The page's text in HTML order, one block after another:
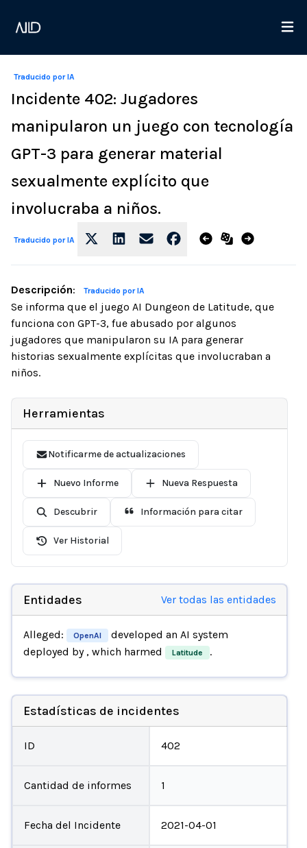
Traducido por IA
Incidente 402: Jugadores
manipularon un juego con tecnología
GPT-3 para generar material
sexualmente explícito que
involucraba a niños.
Traducido por IA
Descripción: Traducido por IA
Se informa que el juego AI Dungeon de Latitude, que
funciona con GPT-3, fue abusado por algunos
jugadores que manipularon su IA para generar
historias sexualmente explícitas que involucraban a
niños.
Herramientas
Notificarme de actualizaciones
Nuevo Informe Nueva Respuesta
Descubrir Información para citar
Ver Historial
Entidades Ver todas las entidades
Alleged: OpenAI
developed an AI system
deployed by , which harmed Latitude .
Estadísticas de incidentes
ID 402
Cantidad de informes 1
Fecha del Incidente 2021-04-01